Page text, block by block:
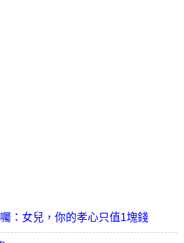
：女兒，你的孝心只值1塊錢